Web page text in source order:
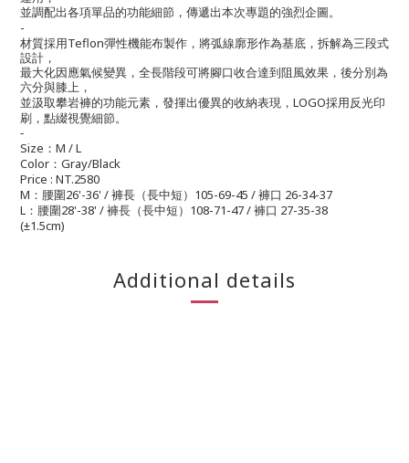
並調配出各項單品的功能細節，傳遞出本次專題的強烈企圖。
-
材質採用 Teflon彈性機能布製作，將弧線廓形作為基底，拆解為三段式
設計，
最大化因應氣候變異，全長階段可將腳口收合達到阻風效果，後分別為
六分與膝上，
並汲取攀岩褲的功能元素，發揮出優異的收納表現， LOGO採用反光印
刷，點綴視覺細節。
-
Size ： M / L
Color ： Gray/Black
Price : NT.2580
M ：腰圍 26'-36' / 褲長（長中短） 105-69-45 / 褲口 26-34-37
L ：腰圍 28'-38' / 褲長（長中短） 108-71-47 / 褲口 27-35-38
(±1.5cm)
Additional details